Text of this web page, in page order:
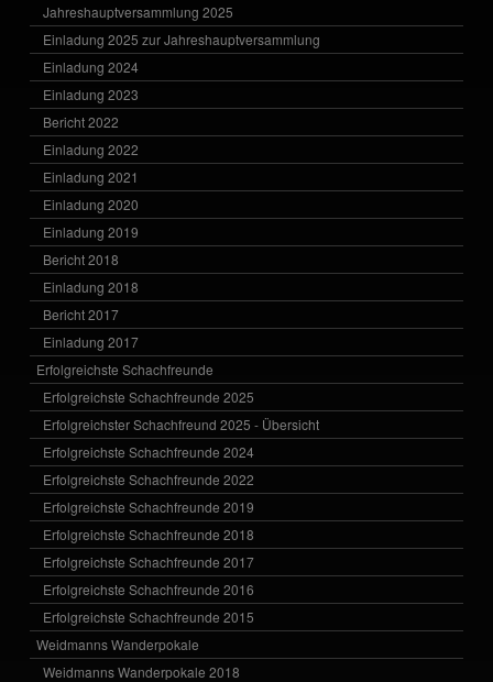
Jahreshauptversammlung 2025
Einladung 2025 zur Jahreshauptversammlung
Einladung 2024
Einladung 2023
Bericht 2022
Einladung 2022
Einladung 2021
Einladung 2020
Einladung 2019
Bericht 2018
Einladung 2018
Bericht 2017
Einladung 2017
Erfolgreichste Schachfreunde
Erfolgreichste Schachfreunde 2025
Erfolgreichster Schachfreund 2025 - Übersicht
Erfolgreichste Schachfreunde 2024
Erfolgreichste Schachfreunde 2022
Erfolgreichste Schachfreunde 2019
Erfolgreichste Schachfreunde 2018
Erfolgreichste Schachfreunde 2017
Erfolgreichste Schachfreunde 2016
Erfolgreichste Schachfreunde 2015
Weidmanns Wanderpokale
Weidmanns Wanderpokale 2018